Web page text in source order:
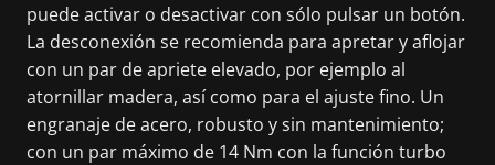
puede activar o desactivar con sólo pulsar un botón.
La desconexión se recomienda para apretar y aflojar
con un par de apriete elevado, por ejemplo al
atornillar madera, así como para el ajuste fino. Un
engranaje de acero, robusto y sin mantenimiento;
con un par máximo de 14 Nm con la función turbo